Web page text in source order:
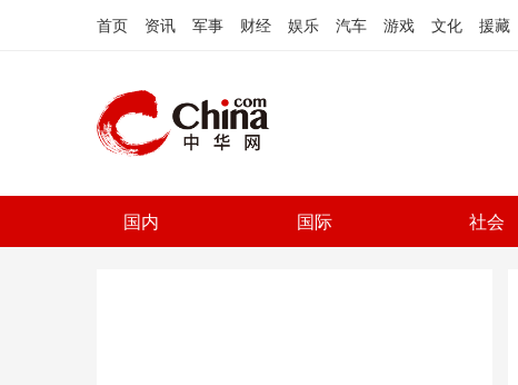
首页 资讯 军事 财经 娱乐 汽车 游戏 文化 援藏
国内 国际 社会